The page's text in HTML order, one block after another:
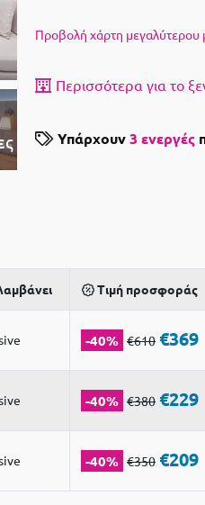
Προβολή χάρτη μεγαλύτερου
Περισσότερα για το
Υπάρχουν3 ενεργές
Τιμή προσφοράς
-40% €610 €369
-40% €380 €229
-40% €350 €209